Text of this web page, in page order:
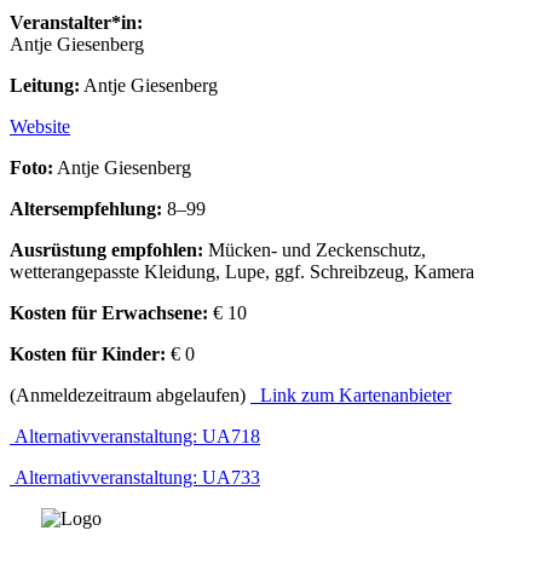
Veranstalter*in:
Antje Giesenberg
Leitung: Antje Giesenberg
Website
Foto: Antje Giesenberg
Altersempfehlung: 8–99
Ausrüstung empfohlen: Mücken- und Zeckenschutz,
wetterangepasste Kleidung, Lupe, ggf. Schreibzeug, Kamera
Kosten für Erwachsene: € 10
Kosten für Kinder: € 0
(Anmeldezeitraum abgelaufen)
Link zum Kartenanbieter
Alternativveranstaltung: UA718
Alternativveranstaltung: UA733